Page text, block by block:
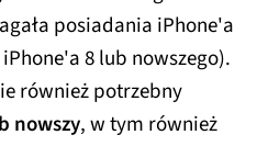
posiadania iPhone'a
8 lub nowszego).
również potrzebny
nowszy , w tym również